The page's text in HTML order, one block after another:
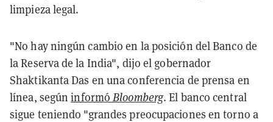
limpieza legal.
"No hay ningún cambio en la posición del Banco de
la Reserva de la India", dijo el gobernador
Shaktikanta Das en una conferencia de prensa en
línea, segúninformóBloomberg. El banco central
sigue teniendo "grandes preocupaciones en torno a